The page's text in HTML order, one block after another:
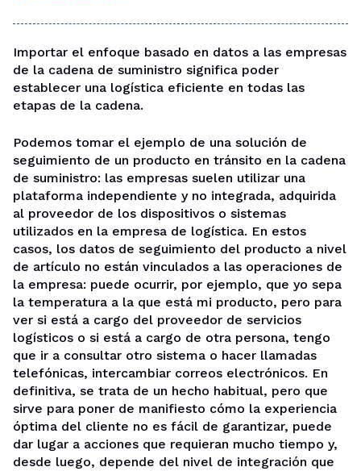
Importar el enfoque basado en datos a las empresas
de la cadena de suministro significa poder
establecer una logística eficiente en todas las
etapas de la cadena.
Podemos tomar el ejemplo de una solución de
seguimiento de un producto en tránsito en la cadena
de suministro: las empresas suelen utilizar una
plataforma independiente y no integrada, adquirida
al proveedor de los dispositivos o sistemas
utilizados en la empresa de logística. En estos
casos, los datos de seguimiento del producto a nivel
de artículo no están vinculados a las operaciones de
la empresa: puede ocurrir, por ejemplo, que yo sepa
la temperatura a la que está mi producto, pero para
ver si está a cargo del proveedor de servicios
logísticos o si está a cargo de otra persona, tengo
que ir a consultar otro sistema o hacer llamadas
telefónicas, intercambiar correos electrónicos. En
definitiva, se trata de un hecho habitual, pero que
sirve para poner de manifiesto cómo la experiencia
óptima del cliente no es fácil de garantizar, puede
dar lugar a acciones que requieran mucho tiempo y,
desde luego, depende del nivel de integración que